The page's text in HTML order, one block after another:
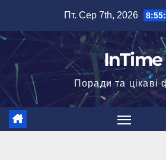
вмісту
Пт. Сер 7th, 2026
InTime
Поради та цікаві